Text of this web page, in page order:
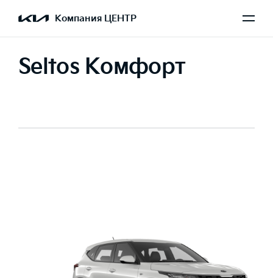
Компания ЦЕНТР
Seltos Комфорт